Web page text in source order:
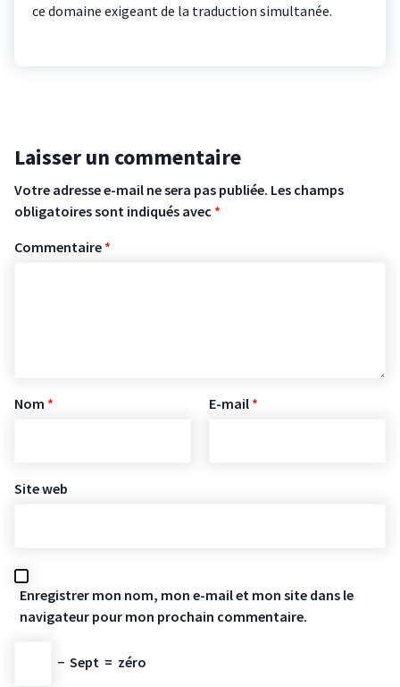
ce domaine exigeant de la traduction simultanée.
Laisser un commentaire
Votre adresse e-mail ne sera pas publiée. Les champs
obligatoires sont indiqués avec *
Commentaire *
Nom * E-mail *
Site web
Enregistrer mon nom, mon e-mail et mon site dans le
navigateur pour mon prochain commentaire.
− Sept = zéro